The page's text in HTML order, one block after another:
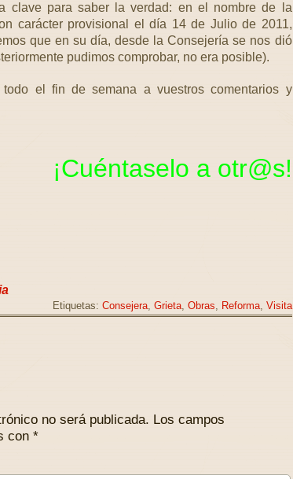
clave para saber la verdad: en el nombre de la
carácter provisional el día 14 de Julio de 2011,
que en su día, desde la Consejería se nos dió
pudimos comprobar, no era posible).
todo el fin de semana a vuestros comentarios y
¡Cuéntaselo a otr@s!
Etiquetas: Consejera, Grieta, Obras, Reforma, Visita
no será publicada. Los campos
con *